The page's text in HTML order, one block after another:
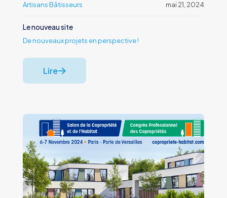
Artisans Bâtisseurs mai 21, 2024
Le nouveau site
De nouveaux projets en perspective !
Lire